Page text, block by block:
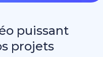
puissant
projets